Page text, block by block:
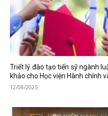
Triết lý đào tạo tiến sỹ ngành
khảo cho Học viện Hành chính
12/08/2025